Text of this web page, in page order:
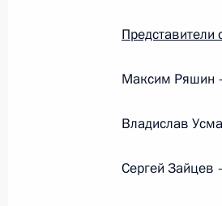
Президент
наделения
Представители
Максим Ряшин
Владислав
Сергей Зайцев